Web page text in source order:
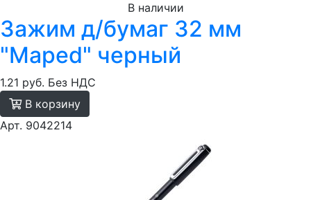
В наличии
Зажим д/бумаг 32 мм
"Maped" черный
1.21 руб. Без НДС
В корзину
Арт. 9042214